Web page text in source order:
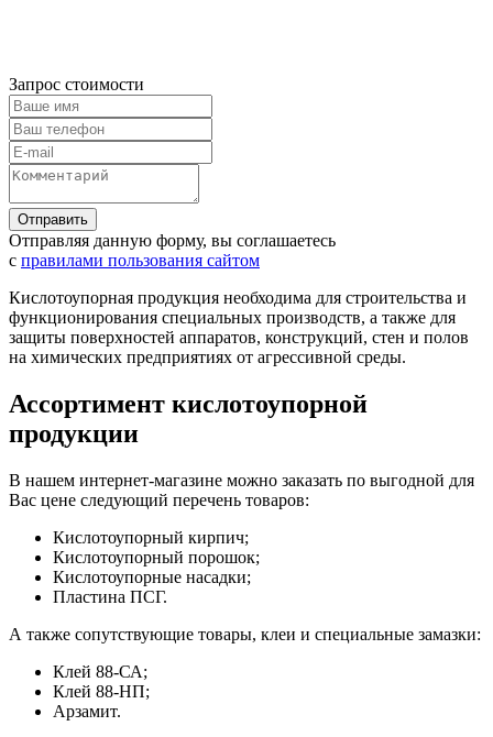
Запрос стоимости
Отправляя данную форму, вы соглашаетесь
с правилами пользования сайтом
Кислотоупорная продукция необходима для строительства и
функционирования специальных производств, а также для
защиты поверхностей аппаратов, конструкций, стен и полов
на химических предприятиях от агрессивной среды.
Ассортимент кислотоупорной
продукции
В нашем интернет-магазине можно заказать по выгодной для
Вас цене следующий перечень товаров:
Кислотоупорный кирпич;
Кислотоупорный порошок;
Кислотоупорные насадки;
Пластина ПСГ.
А также сопутствующие товары, клеи и специальные замазки:
Клей 88-СА;
Клей 88-НП;
Арзамит.